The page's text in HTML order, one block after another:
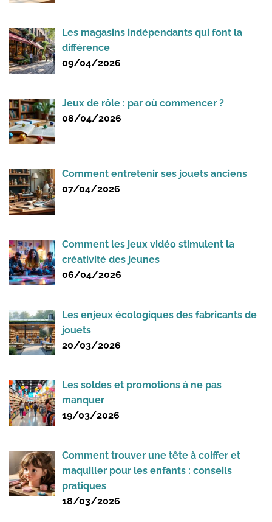
Les magasins indépendants qui font la
différence
09/04/2026
Jeux de rôle : par où commencer ?
08/04/2026
Comment entretenir ses jouets anciens
07/04/2026
Comment les jeux vidéo stimulent la
créativité des jeunes
06/04/2026
Les enjeux écologiques des fabricants de
jouets
20/03/2026
Les soldes et promotions à ne pas
manquer
19/03/2026
Comment trouver une tête à coiffer et
maquiller pour les enfants : conseils
pratiques
18/03/2026